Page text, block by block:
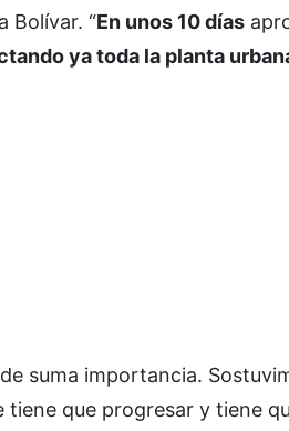
Bolívar. “En unos 10 días
ya toda la planta
suma importancia.
que progresar y tiene